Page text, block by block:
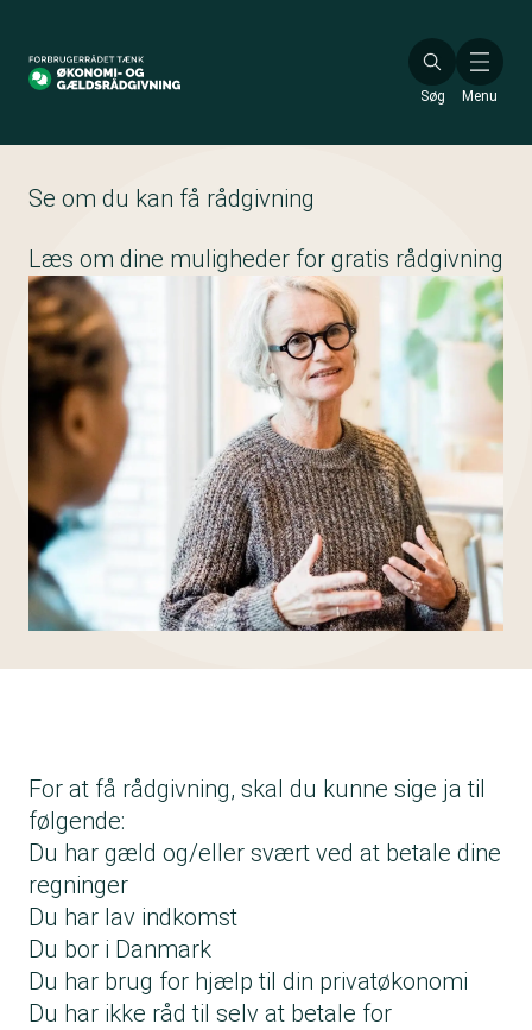
hovedindhold
Søg Menu
Se om du kan få rådgivning
Læs om dine muligheder for gratis rådgivning
For at få rådgivning, skal du kunne sige ja til
følgende:
Du har gæld og/eller svært ved at betale dine
regninger
Du har lav indkomst
Du bor i Danmark
Du har brug for hjælp til din privatøkonomi
Du har ikke råd til selv at betale for